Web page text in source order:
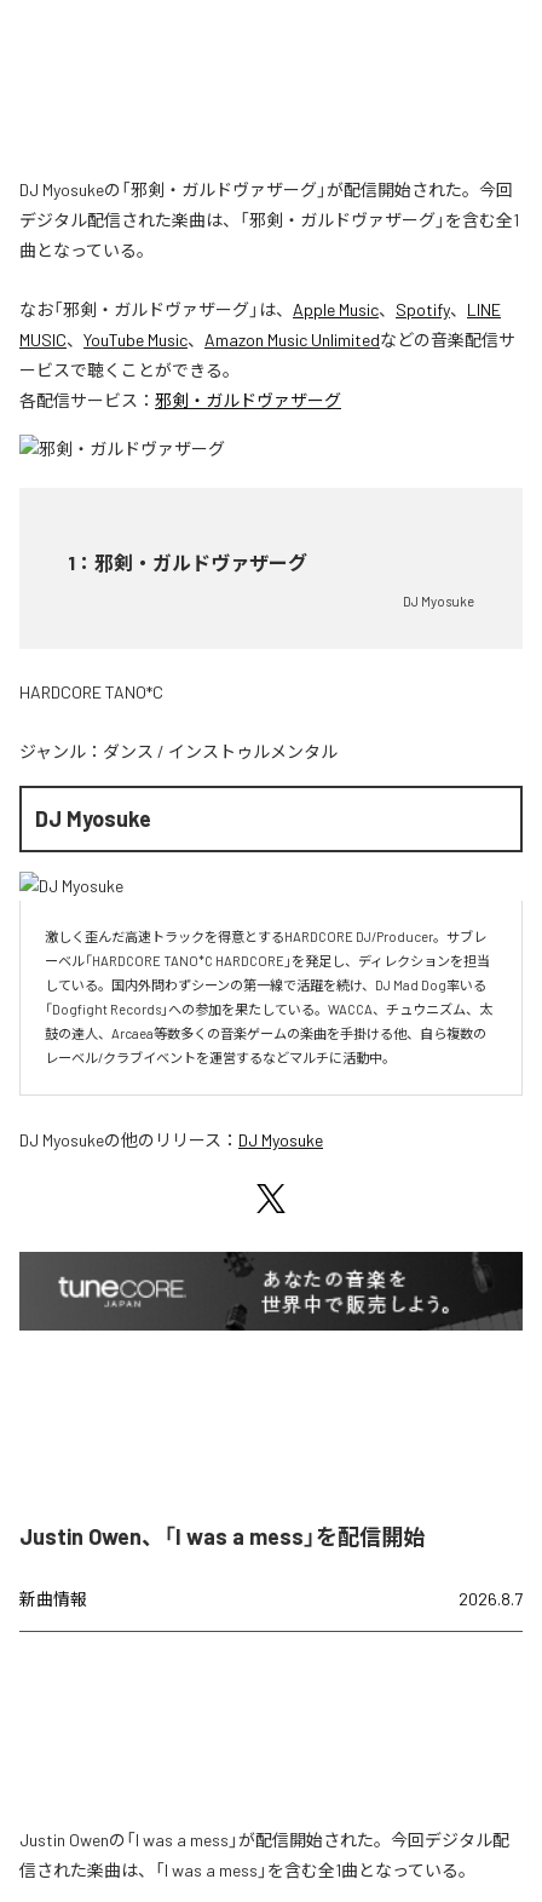
DJ Myosukeの「邪剣・ガルドヴァザーグ」が配信開始された。今回
デジタル配信された楽曲は、「邪剣・ガルドヴァザーグ」を含む全1
曲となっている。
なお「邪剣・ガルドヴァザーグ」は、 Apple Music、 Spotify、 LINE
MUSIC、 YouTube Music、 Amazon Music Unlimitedなどの音楽配信サ
ービスで聴くことができる。
各配信サービス： 邪剣・ガルドヴァザーグ
1 ： 邪剣・ガルドヴァザーグ
DJ Myosuke
HARDCORE TANO*C
ジャンル： ダンス / インストゥルメンタル
DJ Myosuke
激しく歪んだ高速トラックを得意とするHARDCORE DJ/Producer。サブレ
ーベル「HARDCORE TANO*C HARDCORE」を発足し、ディレクションを担当
している。国内外問わずシーンの第一線で活躍を続け、DJ Mad Dog率いる
「Dogfight Records」への参加を果たしている。WACCA、チュウニズム、太
鼓の達人、Arcaea等数多くの音楽ゲームの楽曲を手掛ける他、自ら複数の
レーベル/クラブイベントを運営するなどマルチに活動中。
DJ Myosukeの他のリリース： DJ Myosuke
Justin Owen、「I was a mess」を配信開始
新曲情報 2026.8.7
Justin Owenの「I was a mess」が配信開始された。今回デジタル配
信された楽曲は、「I was a mess」を含む全1曲となっている。